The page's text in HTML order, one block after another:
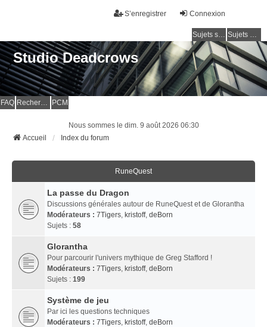
Connexion
S’enregistrer
Sujets sans réponse Sujets actifs
Studio Deadcrows
FAQ Rechercher PCM
Nous sommes le dim. 9 août 2026 06:30
Accueil
Index du forum
RuneQuest
La passe du Dragon
Discussions générales autour de RuneQuest et de Glorantha
Modérateurs : 7Tigers, kristoff, deBorn
Sujets : 58
Glorantha
Pour parcourir l'univers mythique de Greg Stafford !
Modérateurs : 7Tigers, kristoff, deBorn
Sujets : 199
Système de jeu
Par ici les questions techniques
Modérateurs : 7Tigers, kristoff, deBorn